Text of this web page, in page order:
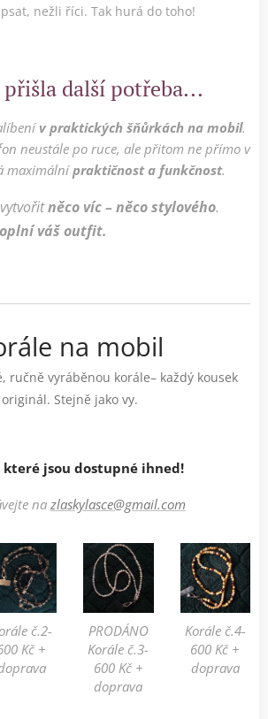
nežli říci. Tak hurá do toho!
přišla další potřeba...
v praktických šňůrkách na mobil.
neustále po ruce, ale přitom ne přímo v
maximálnípraktičnost a funkčnost.
něco víc – něco stylového.
váš outfit.
na mobil
ručně vyráběnou korále– každý kousek
originál. Stejně jako vy.
které jsou dostupné ihned!
nazlaskylasce@gmail.com
č.2-
Kč +
PRODÁNO
Korále č.3-
600 Kč +
doprava
Korále č.4-
600 Kč +
doprava